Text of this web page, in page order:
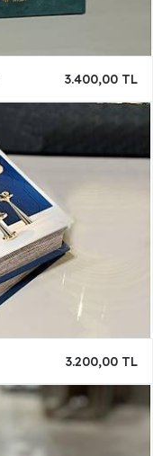
3.400,00 TL
3.200,00 TL